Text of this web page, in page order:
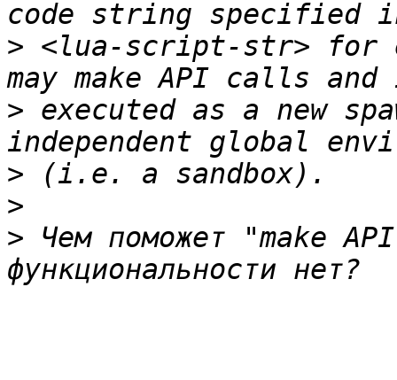
> <lua-script-str> for
> executed as a new
>
>
> Чем поможет "make